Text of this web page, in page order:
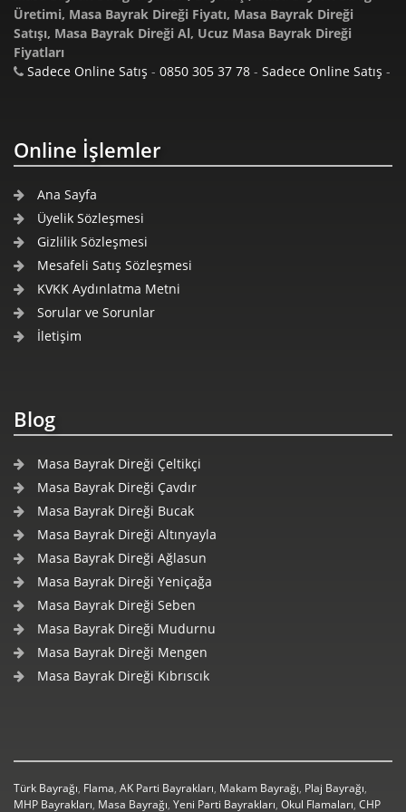
Masa Bayrak Direği Gönder Flamaları Ne Demektir?
Gönder Flamaları ne demektir sorusu birçok kişi
Masa Bayrak Direği Gönder Flamaları Bul?
Gönder Flamaları bulmak oldukça kolaydır İnternet
Masa Bayrak Direği Gönder Flamaları Bayrakları?
Gönder Flamaları bayrakları birçok farklı amaç için
Gönder Flamaları yapan firmaları bulmak oldukça
Masa Bayrak Direği Gönder Flamaları Nedir?
Gönder Flamaları nedir sorusu sıkça sorulmaktadır
Üretimi, Masa Bayrak Direği Fiyatı, Masa Bayrak Direği
Satışı, Masa Bayrak Direği Al, Ucuz Masa Bayrak Direği
Fiyatları
Sadece Online Satış - 0850 305 37 78 - Sadece Online Satış -
Online İşlemler
Ana Sayfa
Üyelik Sözleşmesi
Gizlilik Sözleşmesi
Mesafeli Satış Sözleşmesi
KVKK Aydınlatma Metni
Sorular ve Sorunlar
İletişim
Blog
Masa Bayrak Direği Çeltikçi
Masa Bayrak Direği Çavdır
Masa Bayrak Direği Bucak
Masa Bayrak Direği Altınyayla
Masa Bayrak Direği Ağlasun
Masa Bayrak Direği Yeniçağa
Masa Bayrak Direği Seben
Masa Bayrak Direği Mudurnu
Masa Bayrak Direği Mengen
Masa Bayrak Direği Kıbrıscık
Türk Bayrağı, Flama, AK Parti Bayrakları, Makam Bayrağı, Plaj Bayrağı,
MHP Bayrakları, Masa Bayrağı, Yeni Parti Bayrakları, Okul Flamaları, CHP